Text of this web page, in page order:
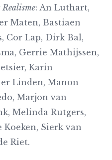
Realisme: An Luthart,
Maten, Bastiaen
Cor Lap, Dirk Bal,
Gerrie Mathijssen,
Karin
Linden, Manon
Marjon van
Melinda Rutgers,
Sierk van
Riet.